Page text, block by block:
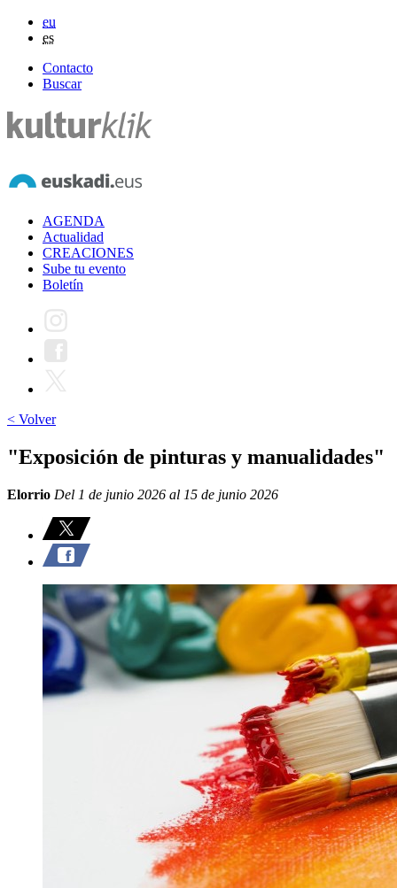
eu
es
Contacto
Buscar
AGENDA
Actualidad
CREACIONES
Sube tu evento
Boletín
< Volver
"Exposición de pinturas y manualidades"
Elorrio Del 1 de junio 2026 al 15 de junio 2026